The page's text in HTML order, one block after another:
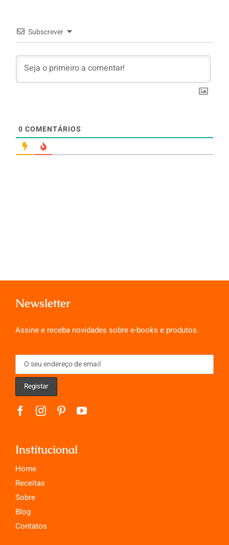
Subscrever
0 COMENTÁRIOS
Newsletter
Assine e receba novidades sobre e-books e produtos.
Institucional
Home
Receitas
Sobre
Blog
Contatos